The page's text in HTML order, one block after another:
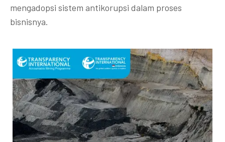
mengadopsi sistem antikorupsi dalam proses
bisnisnya.